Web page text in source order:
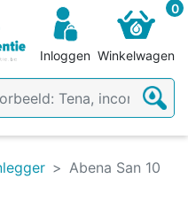
Inloggen
0
Winkelwagen
Abena San 10